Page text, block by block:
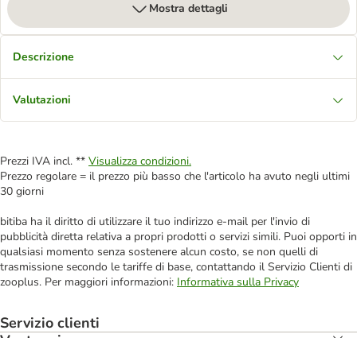
Mostra dettagli
Descrizione
Valutazioni
Prezzi IVA incl. ** Visualizza condizioni.
Prezzo regolare = il prezzo più basso che l'articolo ha avuto negli ultimi
30 giorni
bitiba ha il diritto di utilizzare il tuo indirizzo e-mail per l'invio di
pubblicità diretta relativa a propri prodotti o servizi simili. Puoi opporti in
qualsiasi momento senza sostenere alcun costo, se non quelli di
trasmissione secondo le tariffe di base, contattando il Servizio Clienti di
zooplus. Per maggiori informazioni: Informativa sulla Privacy
Servizio clienti